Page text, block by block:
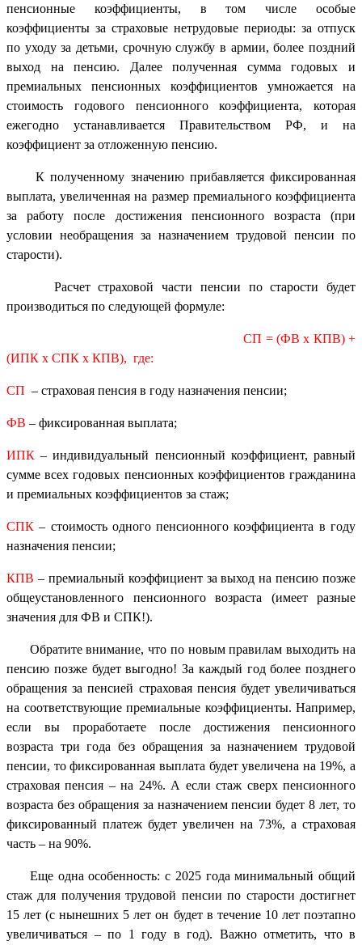
пенсионные коэффициенты, в том числе особые
коэффициенты за страховые нетрудовые периоды: за отпуск
по уходу за детьми, срочную службу в армии, более поздний
выход на пенсию. Далее полученная сумма годовых и
премиальных пенсионных коэффициентов умножается на
стоимость годового пенсионного коэффициента, которая
ежегодно устанавливается Правительством РФ, и на
коэффициент за отложенную пенсию.
К полученному значению прибавляется фиксированная
выплата, увеличенная на размер премиального коэффициента
за работу после достижения пенсионного возраста (при
условии необращения за назначением трудовой пенсии по
старости).
Расчет страховой части пенсии по старости будет
производиться по следующей формуле:
СП = (ФВ х КПВ) +
(ИПК х СПК х КПВ), где:
СП – страховая пенсия в году назначения пенсии;
ФВ – фиксированная выплата;
ИПК – индивидуальный пенсионный коэффициент, равный
сумме всех годовых пенсионных коэффициентов гражданина
и премиальных коэффициентов за стаж;
СПК – стоимость одного пенсионного коэффициента в году
назначения пенсии;
КПВ – премиальный коэффициент за выход на пенсию позже
общеустановленного пенсионного возраста (имеет разные
значения для ФВ и СПК!).
Обратите внимание, что по новым правилам выходить на
пенсию позже будет выгодно! За каждый год более позднего
обращения за пенсией страховая пенсия будет увеличиваться
на соответствующие премиальные коэффициенты. Например,
если вы проработаете после достижения пенсионного
возраста три года без обращения за назначением трудовой
пенсии, то фиксированная выплата будет увеличена на 19%, а
страховая пенсия – на 24%. А если стаж сверх пенсионного
возраста без обращения за назначением пенсии будет 8 лет, то
фиксированный платеж будет увеличен на 73%, а страховая
часть – на 90%.
Еще одна особенность: с 2025 года минимальный общий
стаж для получения трудовой пенсии по старости достигнет
15 лет (с нынешних 5 лет он будет в течение 10 лет поэтапно
увеличиваться – по 1 году в год). Важно отметить, что в